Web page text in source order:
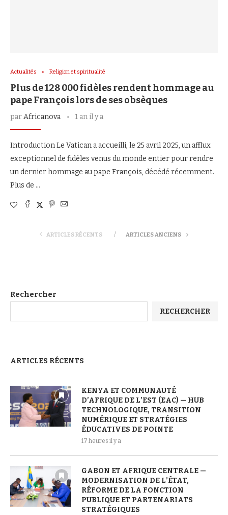
Actualités Religion et spiritualité
Plus de 128 000 fidèles rendent hommage au
pape François lors de ses obsèques
parAfricanova 1 an il y a
Introduction Le Vatican a accueilli, le 25 avril 2025, un afflux
exceptionnel de fidèles venus du monde entier pour rendre
un dernier hommage au pape François, décédé récemment.
Plus de …
ARTICLES RÉCENTS ARTICLES ANCIENS
Rechercher
RECHERCHER
ARTICLES RÉCENTS
KENYA ET COMMUNAUTÉ
D’AFRIQUE DE L’EST (EAC) — HUB
TECHNOLOGIQUE, TRANSITION
NUMÉRIQUE ET STRATÉGIES
ÉDUCATIVES DE POINTE
17 heures il y a
GABON ET AFRIQUE CENTRALE —
MODERNISATION DE L’ÉTAT,
RÉFORME DE LA FONCTION
PUBLIQUE ET PARTENARIATS
STRATÉGIQUES